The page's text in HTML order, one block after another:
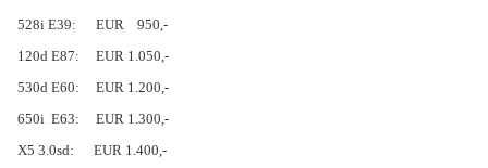
528i E39:
EUR
950,-
120d E87:
EUR 1.050,-
530d E60:
EUR 1.200,-
650i E63:
EUR 1.300,-
X5 3.0sd:
EUR 1.400,-